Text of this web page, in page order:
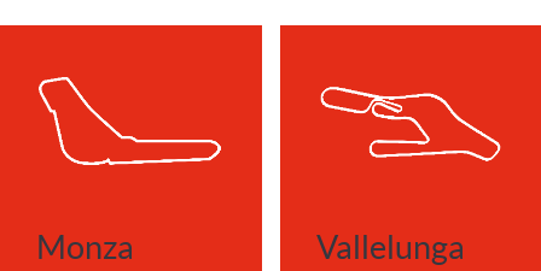
Monza Vallelunga